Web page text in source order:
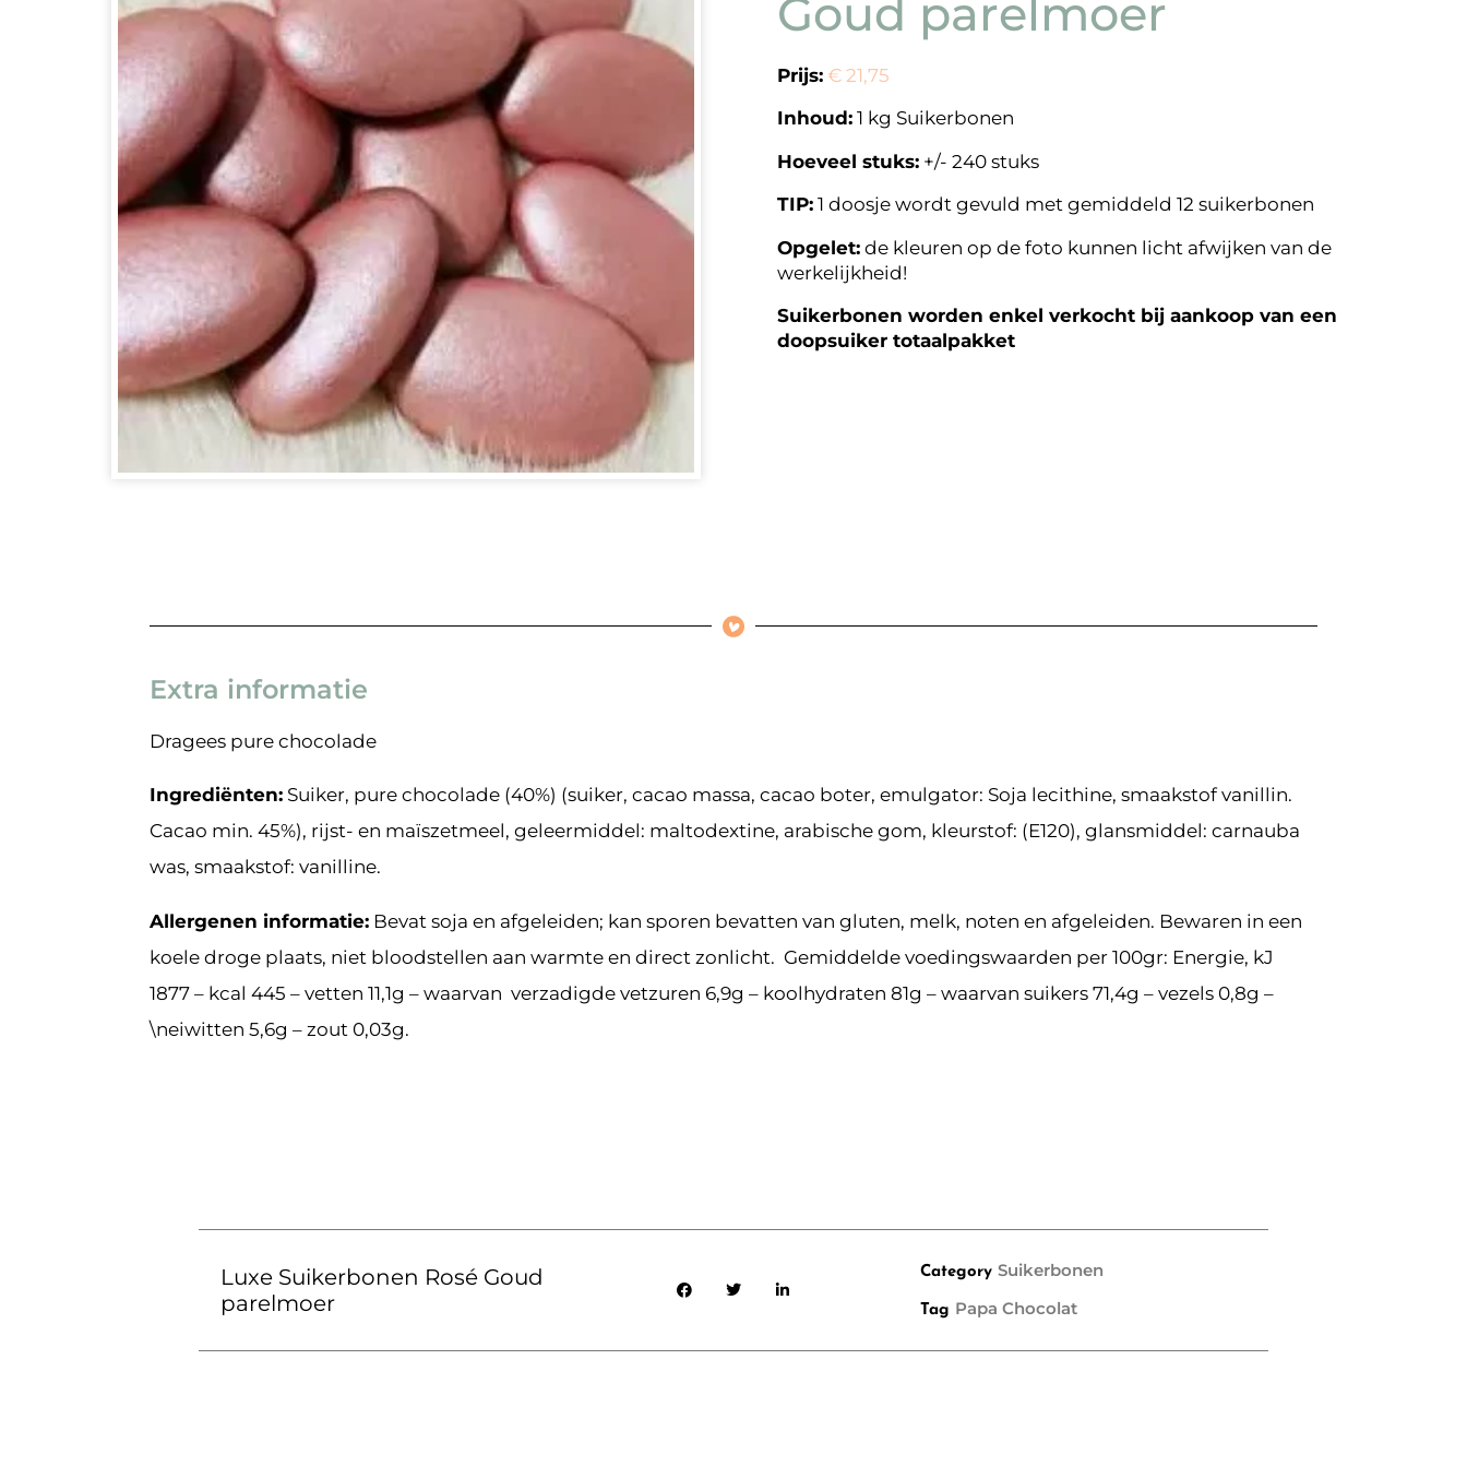
Goud parelmoer
Prijs: € 21,75
Inhoud: 1 kg Suikerbonen
Hoeveel stuks: +/- 240 stuks
TIP: 1 doosje wordt gevuld met gemiddeld 12 suikerbonen
Opgelet: de kleuren op de foto kunnen licht afwijken van de
werkelijkheid!
Suikerbonen worden enkel verkocht bij aankoop van een
doopsuiker totaalpakket
Extra informatie
Dragees pure chocolade
Ingrediënten: Suiker, pure chocolade (40%) (suiker, cacao massa, cacao boter, emulgator: Soja lecithine, smaakstof vanillin.
Cacao min. 45%), rijst- en maïszetmeel, geleermiddel: maltodextine, arabische gom, kleurstof: (E120), glansmiddel: carnauba
was, smaakstof: vanilline.
Allergenen informatie: Bevat soja en afgeleiden; kan sporen bevatten van gluten, melk, noten en afgeleiden. Bewaren in een
koele droge plaats, niet bloodstellen aan warmte en direct zonlicht. Gemiddelde voedingswaarden per 100gr: Energie, kJ
1877 – kcal 445 – vetten 11,1g – waarvan verzadigde vetzuren 6,9g – koolhydraten 81g – waarvan suikers 71,4g – vezels 0,8g –
\neiwitten 5,6g – zout 0,03g.
Luxe Suikerbonen Rosé Goud
parelmoer
Category Suikerbonen
Tag Papa Chocolat